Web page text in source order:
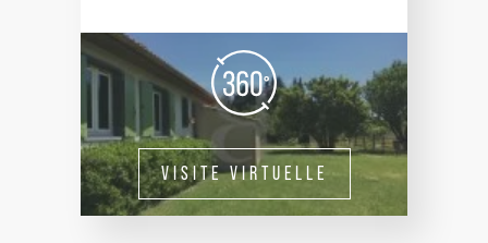
VISITE VIRTUELLE